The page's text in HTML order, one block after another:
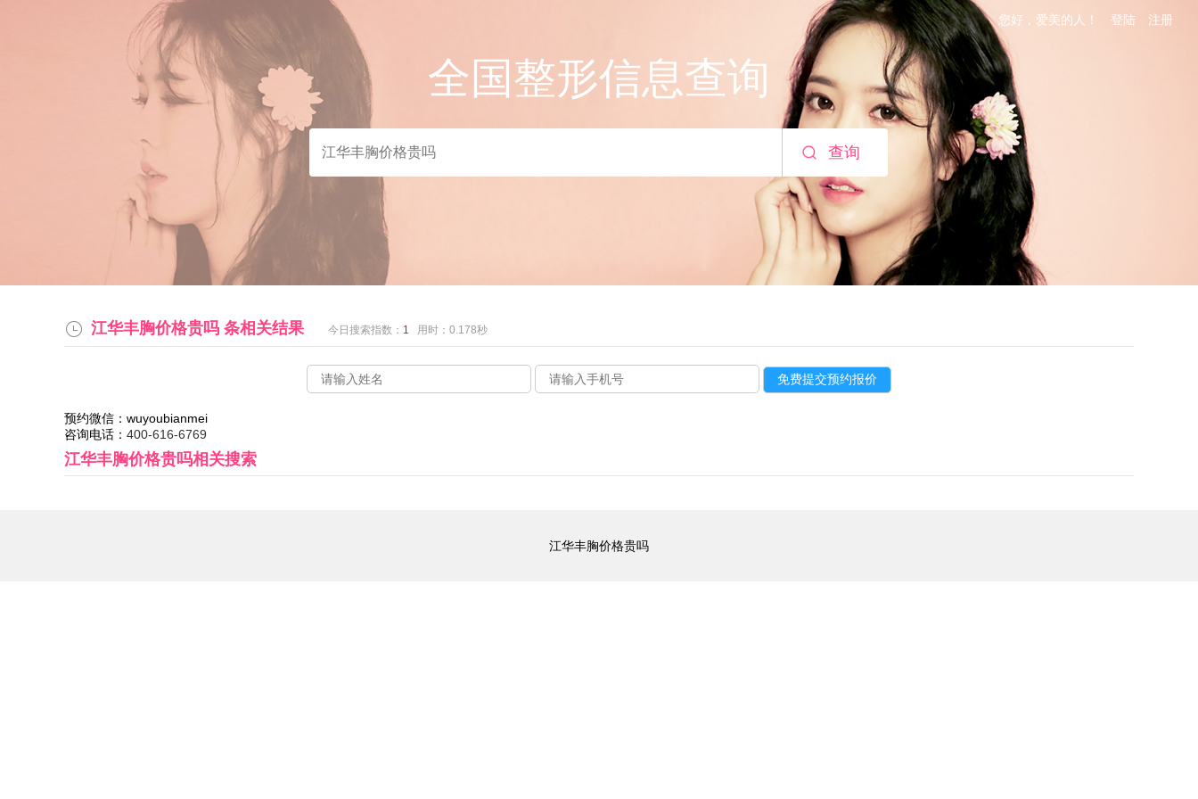
您好，爱美的人！ 登陆 注册
全国整形信息查询
查询
江华丰胸价格贵吗 条相关结果 今日搜索指数： 1 用时：0.178秒
预约微信： wuyoubianmei
咨询电话： 400-616-6769
江华丰胸价格贵吗相关搜索
江华丰胸价格贵吗